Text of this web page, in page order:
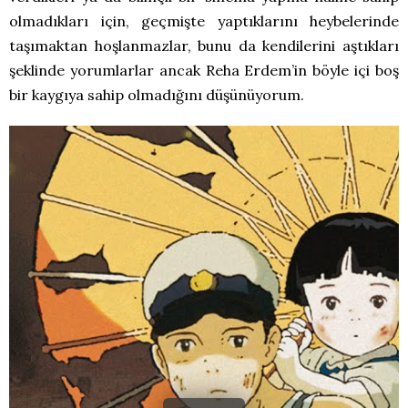
olmadıkları için, geçmişte yaptıklarını heybelerinde
taşımaktan hoşlanmazlar, bunu da kendilerini aştıkları
şeklinde yorumlarlar ancak Reha Erdem’in böyle içi boş
bir kaygıya sahip olmadığını düşünüyorum.